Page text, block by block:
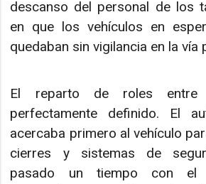
descanso del personal de los
en que los vehículos en
quedaban sin vigilancia en la vía
El reparto de roles entre
perfectamente definido. El
acercaba primero al vehículo
cierres y sistemas de
pasado un tiempo con el